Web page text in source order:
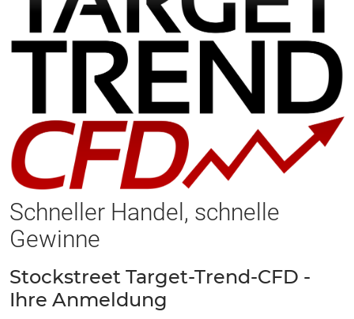
Schneller Handel, schnelle
Gewinne
Stockstreet Target-Trend-CFD -
Ihre Anmeldung